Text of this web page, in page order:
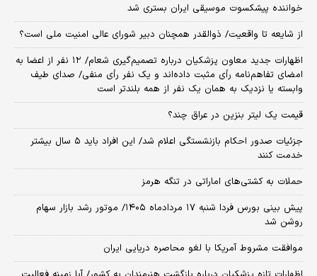
خواننده پیشکسوت موسیقی ایران بستری شد
از شایعه تا واقعیت/ ذوالقدر همچنان دبیر شورای ‌عالی امنیت ملی است؟
اظهارات جدید معاون پزشکیان درباره تصمیم‌گیری شعام/ ۱۲ نفر از اعضا به
امضای تفاهم‌نامه رأی مثبت داده‌اند و یک نفر رأی منفی/ صدای طیف
وابسته یا نزدیک به همان یک نفر از همه بلندتر است
قیمت یک لیتر بنزین در عراق چند؟
جزئیات صدور احکام بازنشستگی اعلام شد/ این افراد باید ۵ سال بیشتر
خدمت کنند
حملات به کشتی‌های اماراتی در تنگه هرمز
پیش بینی بورس فردا شنبه ۱۷ مردادماه ۱۴۰۵/ موتور رشد بازار سهام
روشن شد
موافقت مشروط آمریکا با لغو محاصره دریایی ایران